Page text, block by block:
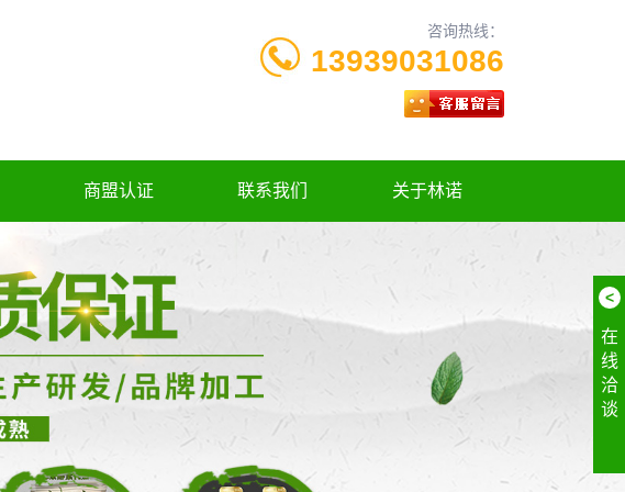
咨询热线：
13939031086
商盟认证 联系我们 关于林诺
<
在
线
洽
谈